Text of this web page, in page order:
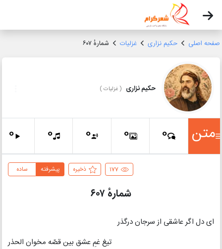
صفحه اصلی حکیم نزاری غزلیات شمارهٔ ۶۰۷
حکیم نزاری (غزلیات)
متن 0
0
0
0
0
177 ذخیره ساده پیشرفته
شمارهٔ ۶۰۷
ای دل اگر عاشقی از سرجان درگذر
تیغ غمِ عشق بین قصّه مخوان الحذر